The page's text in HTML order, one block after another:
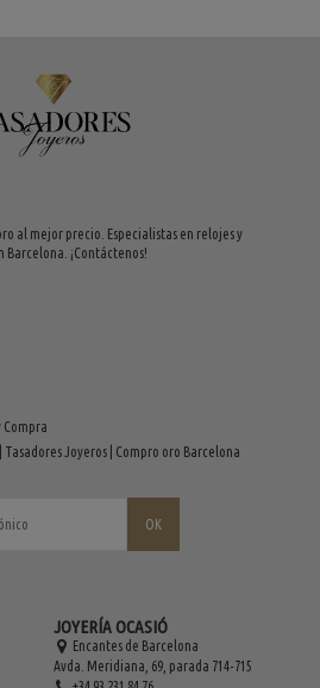
al mejor precio. Especialistas en relojes y
Barcelona. ¡Contáctenos!
Compra
Joyeros | Compro oro Barcelona
JOYERÍA OCASIÓ
Encantes de Barcelona
Avda. Meridiana, 69, parada 714-715